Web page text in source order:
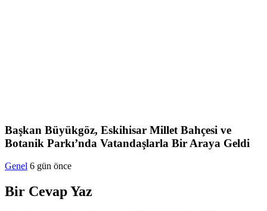
Başkan Büyükgöz, Eskihisar Millet Bahçesi ve
Botanik Parkı’nda Vatandaşlarla Bir Araya Geldi
Genel 6 gün önce
Bir Cevap Yaz